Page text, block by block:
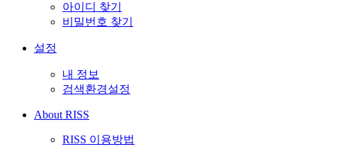
아이디 찾기
비밀번호 찾기
설정
내 정보
검색환경설정
About RISS
RISS 이용방법